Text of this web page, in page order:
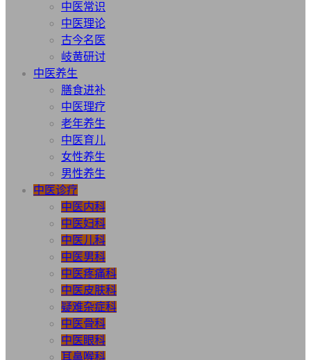
中医常识
中医理论
古今名医
岐黄研讨
中医养生
膳食进补
中医理疗
老年养生
中医育儿
女性养生
男性养生
中医诊疗
中医内科
中医妇科
中医儿科
中医男科
中医疼痛科
中医皮肤科
疑难杂症科
中医骨科
中医眼科
耳鼻喉科